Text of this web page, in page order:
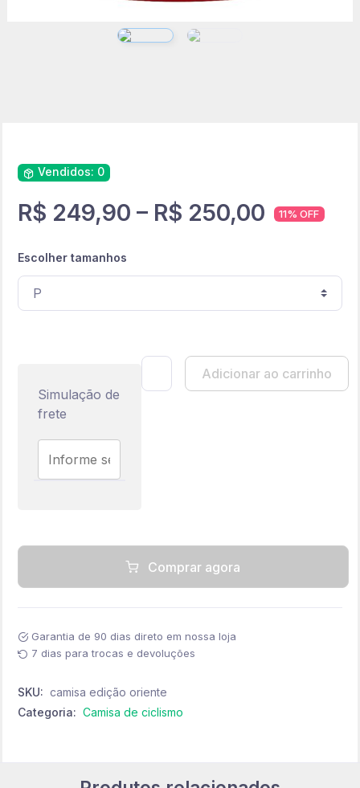
Vendidos: 0
R$ 249,90 – R$ 250,00 11% OFF
Escolher tamanhos
Simulação de
frete
Camisa edição Oriente vermelha
Adicionar ao carrinho
Comprar agora
Garantia de 90 dias direto em nossa loja
7 dias para trocas e devoluções
SKU: camisa edição oriente
Categoria: Camisa de ciclismo